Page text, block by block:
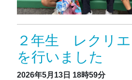
２年生 レクリ
を行いました
2026年5月13日 18時59分